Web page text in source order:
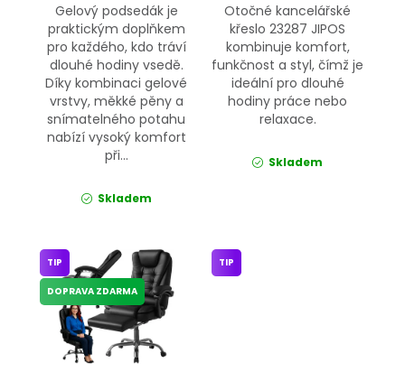
Gelový podsedák je
praktickým doplňkem
pro každého, kdo tráví
dlouhé hodiny vsedě.
Díky kombinaci gelové
vrstvy, měkké pěny a
snímatelného potahu
nabízí vysoký komfort
při...
Skladem
Otočné kancelářské
křeslo 23287 JIPOS
kombinuje komfort,
funkčnost a styl, čímž je
ideální pro dlouhé
hodiny práce nebo
relaxace.
Skladem
TIP
DOPRAVA ZDARMA
TIP